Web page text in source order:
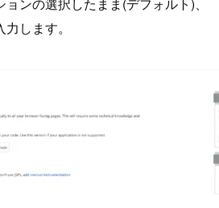
します。